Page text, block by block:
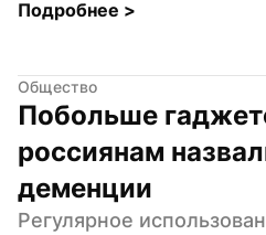
Подробнее >
Общество
Побольше
россиянам
деменции
Регулярное